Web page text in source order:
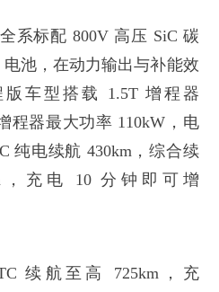
系标配 800V 高压 SiC 碳
池，在动力输出与补能效
车型搭载 1.5T 增程器
程器最大功率 110kW，电
纯电续航 430km，综合续
，充电 10 分钟即可增
续航至高 725km，充